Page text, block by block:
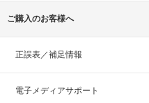
ご購入のお客様へ
正誤表／補足情報
電子メディアサポート